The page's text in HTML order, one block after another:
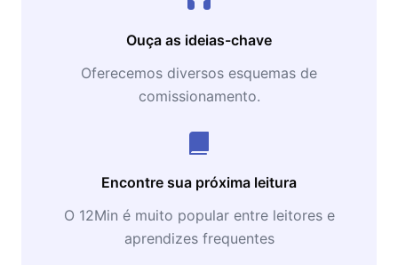
Ouça as ideias-chave
Oferecemos diversos esquemas de
comissionamento.
Encontre sua próxima leitura
O 12Min é muito popular entre leitores e
aprendizes frequentes